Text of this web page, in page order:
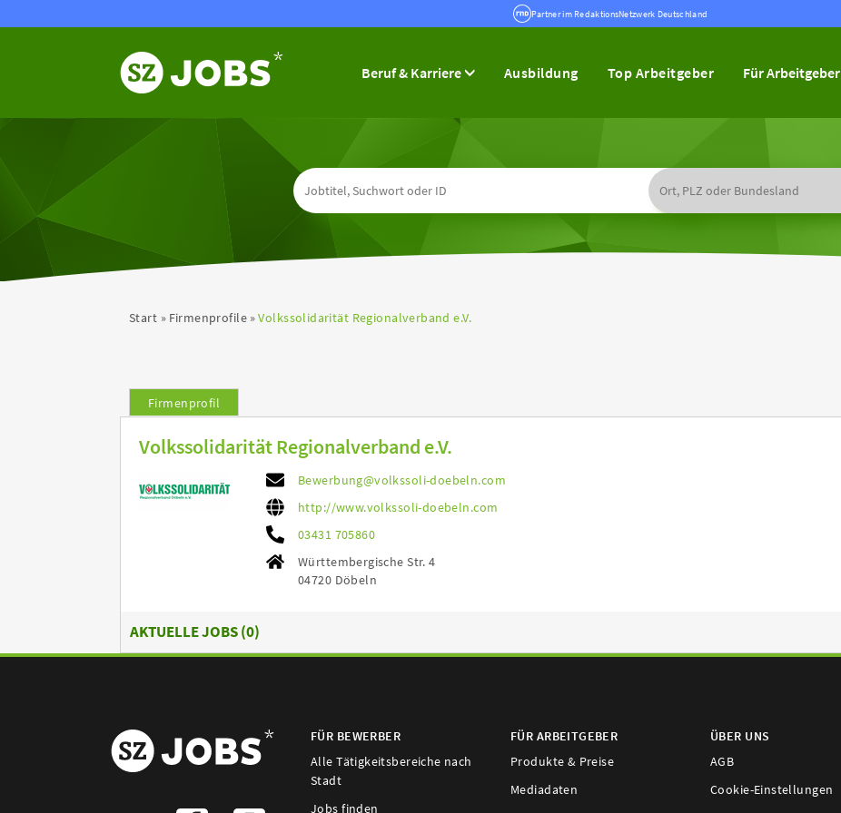
Partner im RedaktionsNetzwerk Deutschland
Beruf & Karriere Ausbildung Top Arbeitgeber Für Arbeitgeber
Start Firmenprofile Volkssolidarität Regionalverband e.V.
Firmenprofil
Volkssolidarität Regionalverband e.V.
Bewerbung@volkssoli-doebeln.com
http://www.volkssoli-doebeln.com
03431 705860
Württembergische Str. 4
04720 Döbeln
AKTUELLE JOBS (0)
FÜR BEWERBER
Alle Tätigkeitsbereiche nach
Stadt
Jobs finden
FÜR ARBEITGEBER
Produkte & Preise
Mediadaten
ÜBER UNS
AGB
Cookie-Einstellungen